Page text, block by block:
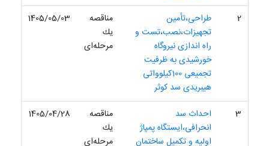
2
طراحی،تأمین
تجهیزات،نصب،تست و
راه اندازی نیروگاه
خورشیدی به ظرفیت
تجمیعی 100کیلوواتی
هیبریدی سد کوثر
مناقصه
یك
مرحله‌ای
1405/05/03
3
احداث سد
انحرافی،ایستگاه پمپاژ
اولیه و تکمیل ساختمان
مناقصه
یك
مرحله‌ای
1405/04/28